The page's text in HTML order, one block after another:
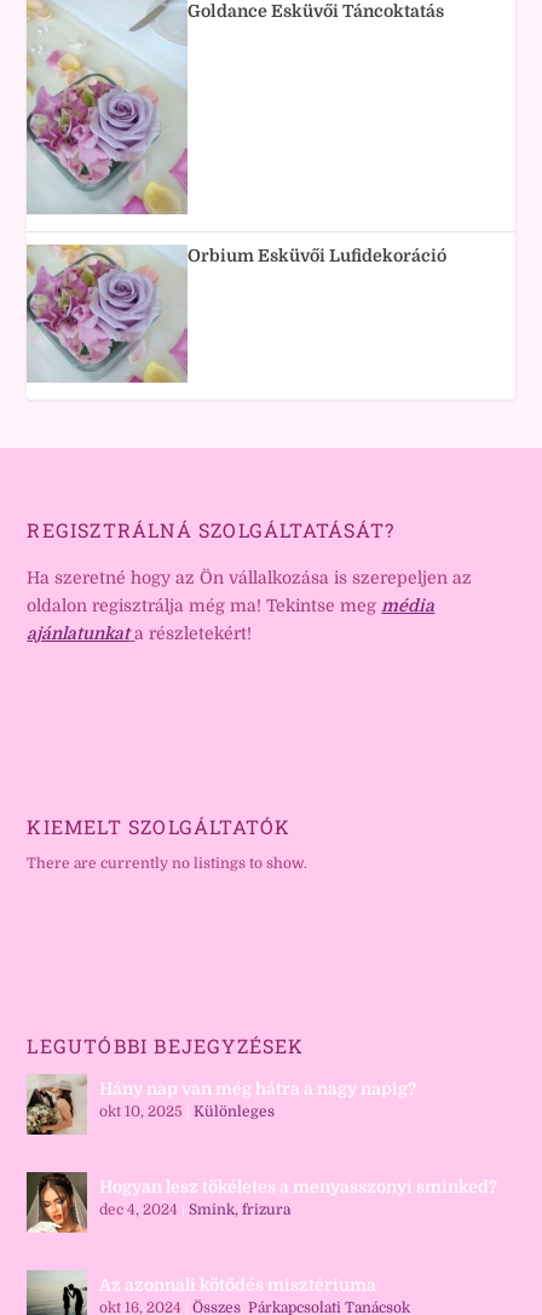
Goldance Esküvői Táncoktatás
Orbium Esküvői Lufidekoráció
REGISZTRÁLNÁ SZOLGÁLTATÁSÁT?
Ha szeretné hogy az Ön vállalkozása is szerepeljen az
oldalon regisztrálja még ma! Tekintse meg média
ajánlatunkat a részletekért!
KIEMELT SZOLGÁLTATÓK
There are currently no listings to show.
LEGUTÓBBI BEJEGYZÉSEK
Hány nap van még hátra a nagy napig?
okt 10, 2025 |Különleges
Hogyan lesz tökéletes a menyasszonyi sminked?
dec 4, 2024 |Smink, frizura
Az azonnali kötődés misztériuma
okt 16, 2024 |Összes,Párkapcsolati Tanácsok